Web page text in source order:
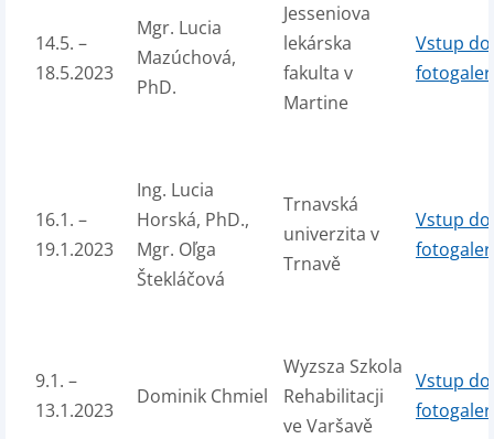
14.5. –
18.5.2023
Mgr. Lucia
Mazúchová,
PhD.
Jesseniova
lekárska
fakulta v
Martine
Vstup do
16.1. –
19.1.2023
Ing. Lucia
Horská, PhD.,
Mgr. Oľga
Štekláčová
Trnavská
univerzita v
Trnavě
Vstup do
9.1. –
13.1.2023
Dominik Chmiel
Wyzsza Szkola
Rehabilitacji
ve Varšavě
Vstup do